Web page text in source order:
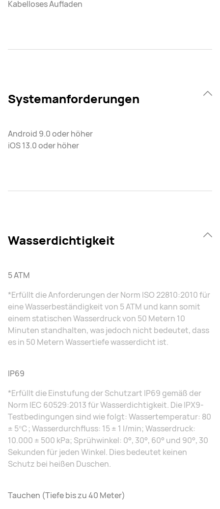
Kabelloses Aufladen
Systemanforderungen
Android 9.0 oder höher
iOS 13.0 oder höher
Wasserdichtigkeit
5 ATM
*Erfüllt die Anforderungen der Norm ISO 22810:2010 für
eine Wasserbeständigkeit von 5 ATM und kann somit
einem statischen Wasserdruck von 50 Metern 10
Minuten standhalten, was jedoch nicht bedeutet, dass
es in 50 Metern Wassertiefe wasserdicht ist.
IP69
*Erfüllt die Einstufung der Schutzart IP69 gemäß der
Norm IEC 60529:2013 für Wasserdichtigkeit. Die IPX9-
Testbedingungen sind wie folgt: Wassertemperatur: 80
± 5℃; Wasserdurchfluss: 15 ± 1 l/min; Wasserdruck:
10.000 ± 500 kPa; Sprühwinkel: 0°, 30°, 60° und 90°, 30
Sekunden für jeden Winkel. Dies bedeutet keinen
Schutz bei heißen Duschen.
Tauchen (Tiefe bis zu 40 Meter)